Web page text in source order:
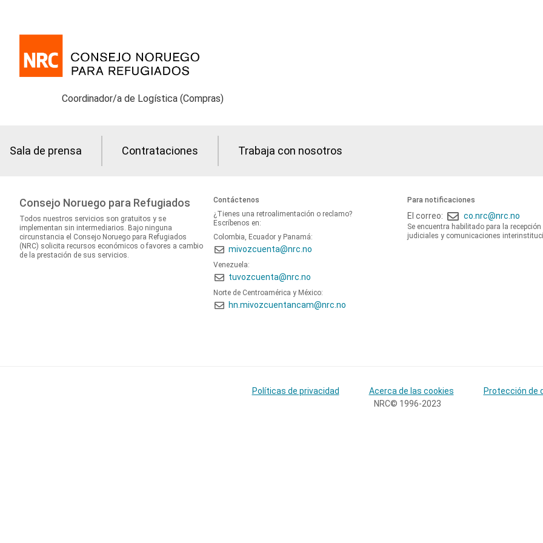
Coordinador/a de Logística (Compras)
Sala de prensa Contrataciones Trabaja con nosotros
Consejo Noruego para Refugiados
Todos nuestros servicios son gratuitos y se
implementan sin intermediarios. Bajo ninguna
circunstancia el Consejo Noruego para Refugiados
(NRC) solicita recursos económicos o favores a cambio
de la prestación de sus servicios.
Contáctenos
¿Tienes una retroalimentación o reclamo?
Escríbenos en:
Colombia, Ecuador y Panamá:
mivozcuenta@nrc.no
Venezuela:
tuvozcuenta@nrc.no
Norte de Centroamérica y México:
hn.mivozcuentancam@nrc.no
Para notificaciones
El correo: co.nrc@nrc.no
Se encuentra habilitado para la
judiciales y comunicaciones
Políticas de privacidad Acerca de las cookies
Protección de
NRC© 1996-2023